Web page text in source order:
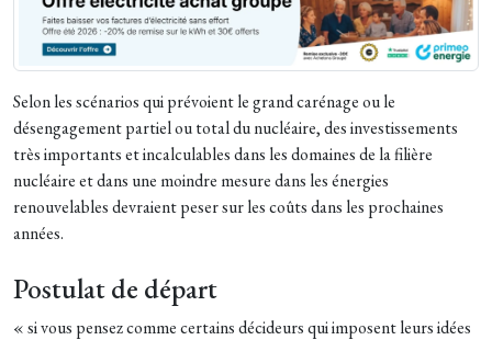
Selon les scénarios qui prévoient le grand carénage ou le
désengagement partiel ou total du nucléaire, des investissements
très importants et incalculables dans les domaines de la filière
nucléaire et dans une moindre mesure dans les énergies
renouvelables devraient peser sur les coûts dans les prochaines
années.
Postulat de départ
« si vous pensez comme certains décideurs qui imposent leurs idées